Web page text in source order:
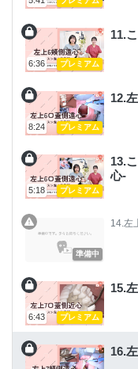
6:36 プレミアム
11.
8:24 プレミアム
12.
5:18 プレミアム
13.
心-
準備中
14.左
6:43 プレミアム
15.
16.